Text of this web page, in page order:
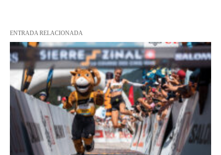
ENTRADA RELACIONADA